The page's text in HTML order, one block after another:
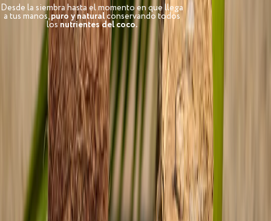
Desde la siembra hasta el momento en que llega
a tus manos,puro y naturalconservando todos
losnutrientes del coco.